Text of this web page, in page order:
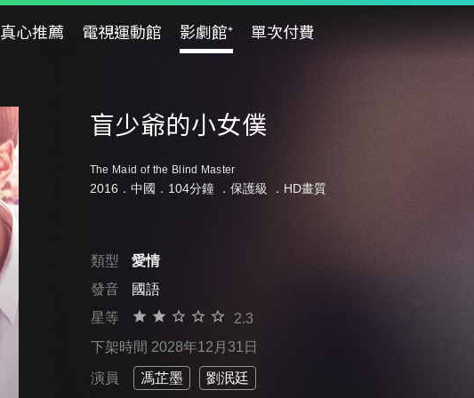
真心推薦 電視運動館 影劇館⁺ 單次付費
盲少爺的小女僕
The Maid of the Blind Master
2016．中國．104分鐘 ． 保護級 ．HD畫質
類型
愛情
發音
國語
星等
2.3
下架時間 2028年12月31日
演員 馮芷墨 劉泯廷